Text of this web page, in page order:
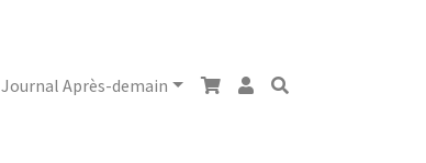
Journal Après-demain